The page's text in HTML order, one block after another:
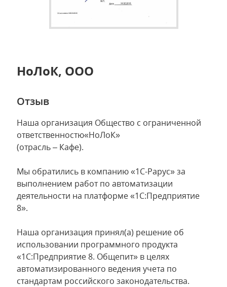
НоЛоК, ООО
Отзыв
Наша организация Общество с ограниченной
ответственностю«НоЛоК»
(отрасль – Кафе).
Мы обратились в компанию «1С-Рарус» за
выполнением работ по автоматизации
деятельности на платформе «1С:Предприятие
8».
Наша организация принял(а) решение об
использовании программного продукта
«1С:Предприятие 8. Общепит» в целях
автоматизированного ведения учета по
стандартам российского законодательства.